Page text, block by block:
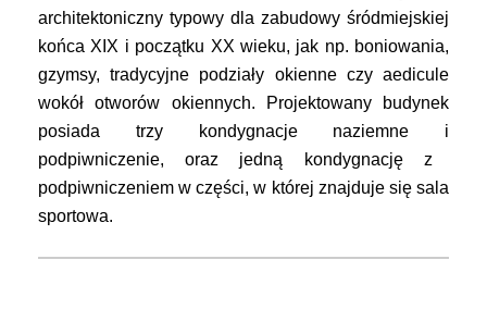
architektoniczny typowy dla zabudowy śródmiejskiej
końca XIX i początku XX wieku, jak np. boniowania,
gzymsy, tradycyjne podziały okienne czyaedicule
wokółotworów okiennych. Projektowany
budynek
posiada
trzykondygnacje naziemne i
podpiwniczenie, oraz jedną kondygnacjęz
podpiwniczeniem w części, w której znajduje się sala
sportowa.